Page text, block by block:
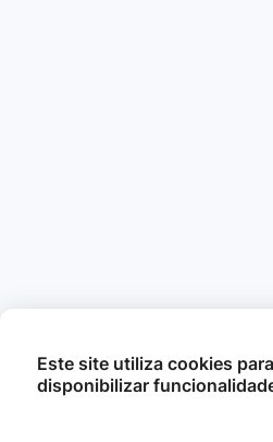
Este site utiliza cookies
disponibilizar